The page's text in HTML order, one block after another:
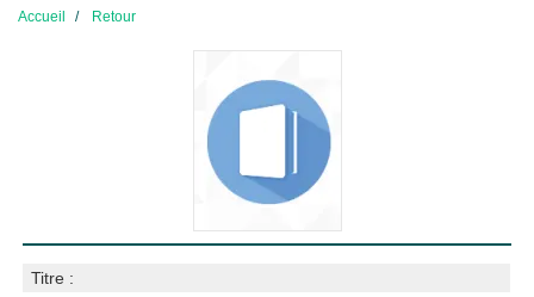
Accueil Retour
Titre :